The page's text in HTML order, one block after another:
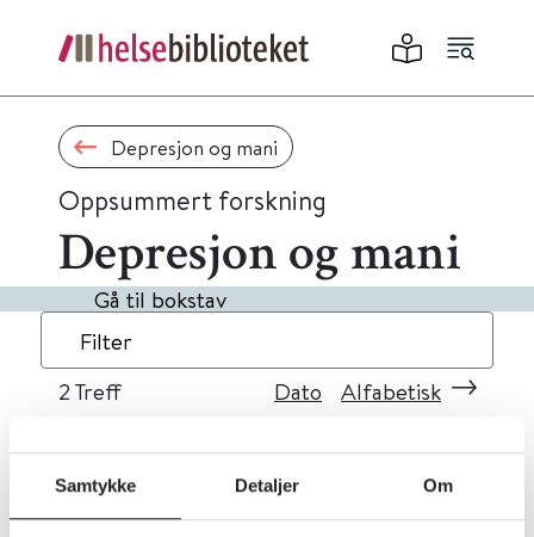
Samtykke Detaljer Om
Depresjon og mani
Oppsummert forskning
Depresjon og mani
Gå til bokstav
Filter
2 Treff Dato Alfabetisk